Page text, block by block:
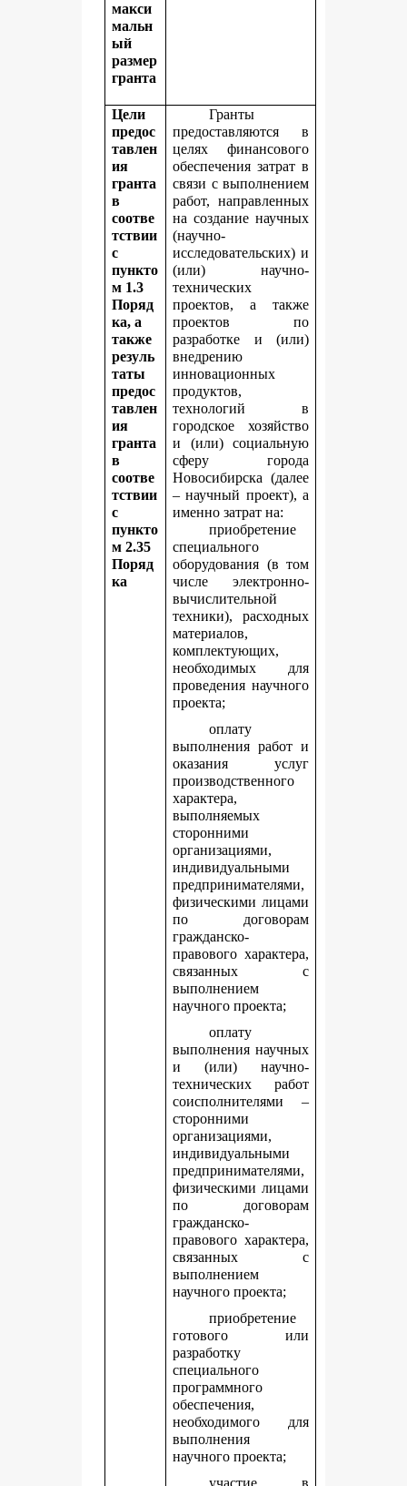
макси
мальн
ый
размер
гранта
Цели
предос
тавлен
ия
гранта
в
соотве
тствии
с
пункто
м 1.3
Поряд
ка, а
также
резуль
таты
предос
тавлен
ия
гранта
в
соотве
тствии
с
пункто
м 2.35
Поряд
ка
Гранты
предоставляются в
целях финансового
обеспечения затрат в
связи с выполнением
работ, направленных
на создание научных
(научно-
исследовательских) и
(или) научно-
технических
проектов, а также
проектов по
разработке и (или)
внедрению
инновационных
продуктов,
технологий в
городское хозяйство
и (или) социальную
сферу города
Новосибирска (далее
– научный проект), а
именно затрат на:
приобретение
специального
оборудования (в том
числе электронно-
вычислительной
техники), расходных
материалов,
комплектующих,
необходимых для
проведения научного
проекта;
оплату
выполнения работ и
оказания услуг
производственного
характера,
выполняемых
сторонними
организациями,
индивидуальными
предпринимателями,
физическими лицами
по договорам
гражданско-
правового характера,
связанных с
выполнением
научного проекта;
оплату
выполнения научных
и (или) научно-
технических работ
соисполнителями –
сторонними
организациями,
индивидуальными
предпринимателями,
физическими лицами
по договорам
гражданско-
правового характера,
связанных с
выполнением
научного проекта;
приобретение
готового или
разработку
специального
программного
обеспечения,
необходимого для
выполнения
научного проекта;
участие в